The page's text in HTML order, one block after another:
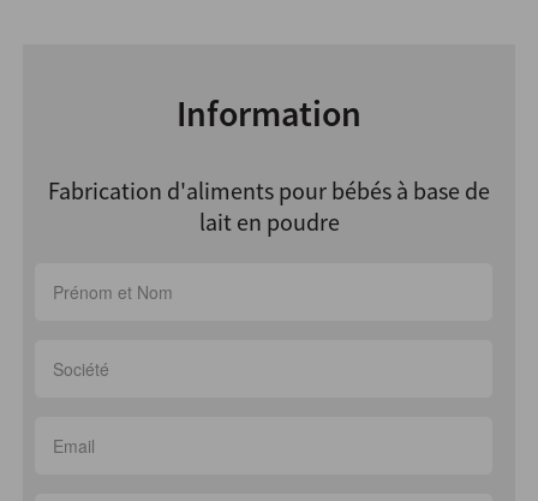
Information
Fabrication d'aliments pour bébés à base de
lait en poudre